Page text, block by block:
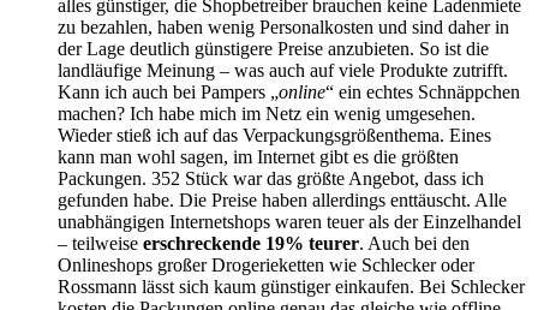
alles günstiger, die Shopbetreiber brauchen keine Ladenmiete
zu bezahlen, haben wenig Personalkosten und sind daher in
der Lage deutlich günstigere Preise anzubieten. So ist die
landläufige Meinung – was auch auf viele Produkte zutrifft.
Kann ich auch bei Pampers „online“ ein echtes Schnäppchen
machen? Ich habe mich im Netz ein wenig umgesehen.
Wieder stieß ich auf das Verpackungsgrößenthema. Eines
kann man wohl sagen, im Internet gibt es die größten
Packungen. 352 Stück war das größte Angebot, dass ich
gefunden habe. Die Preise haben allerdings enttäuscht. Alle
unabhängigen Internetshops waren teuer als der Einzelhandel
– teilweise erschreckende 19% teurer. Auch bei den
Onlineshops großer Drogerieketten wie Schlecker oder
Rossmann lässt sich kaum günstiger einkaufen. Bei Schlecker